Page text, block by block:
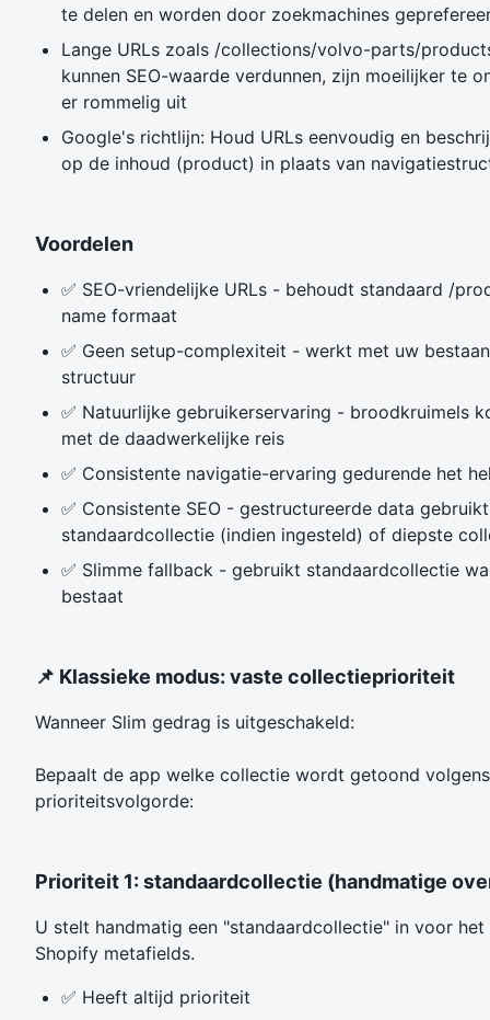
te delen en worden door zoekmachines
Lange URLs zoals /collections/volvo-parts/
kunnen SEO-waarde verdunnen, zijn moeilijker te
er rommelig uit
Google's richtlijn: Houd URLs eenvoudig en
op de inhoud (product) in plaats van
Voordelen
✅ SEO-vriendelijke URLs - behoudt standaard /
name formaat
✅ Geen setup-complexiteit - werkt met uw
structuur
✅ Natuurlijke gebruikerservaring - broodkruimels
met de daadwerkelijke reis
✅ Consistente navigatie-ervaring gedurende het
✅ Consistente SEO - gestructureerde data gebruikt
standaardcollectie (indien ingesteld) of diepste
✅ Slimme fallback - gebruikt standaardcollectie
bestaat
📌 Klassieke modus: vaste collectieprioriteit
Wanneer Slim gedrag is uitgeschakeld:
Bepaalt de app welke collectie wordt getoond
prioriteitsvolgorde:
Prioriteit 1: standaardcollectie (handmatige
U stelt handmatig een "standaardcollectie" in voor
Shopify metafields.
✅ Heeft altijd prioriteit